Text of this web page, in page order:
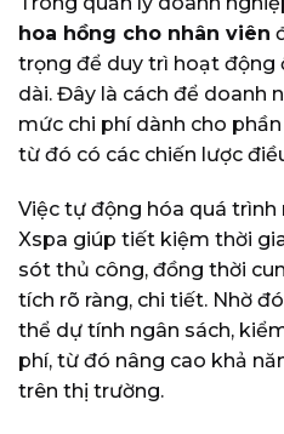
hoa hồng cho nhân viên
trọng để duy trì hoạt động
dài. Đây là cách để doanh
mức chi phí dành cho
từ đó có các chiến lược
Việc tự động hóa quá
Xspa giúp tiết kiệm thời
sót thủ công, đồng thời
tích rõ ràng, chi tiết. Nhờ
thể dự tính ngân sách,
phí, từ đó nâng cao khả
trên thị trường.